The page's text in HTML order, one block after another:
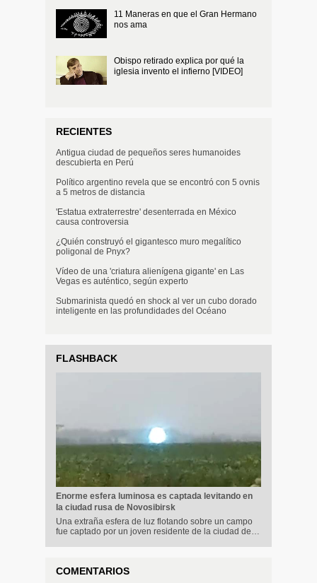
11 Maneras en que el Gran Hermano
nos ama
Obispo retirado explica por qué la
iglesia invento el infierno [VIDEO]
RECIENTES
Antigua ciudad de pequeños seres humanoides
descubierta en Perú
Político argentino revela que se encontró con 5 ovnis
a 5 metros de distancia
'Estatua extraterrestre' desenterrada en México
causa controversia
¿Quién construyó el gigantesco muro megalítico
poligonal de Pnyx?
Vídeo de una 'criatura alienígena gigante' en Las
Vegas es auténtico, según experto
Submarinista quedó en shock al ver un cubo dorado
inteligente en las profundidades del Océano
FLASHBACK
Enorme esfera luminosa es captada levitando en
la ciudad rusa de Novosibirsk
Una extraña esfera de luz flotando sobre un campo
fue captado por un joven residente de la ciudad de…
COMENTARIOS